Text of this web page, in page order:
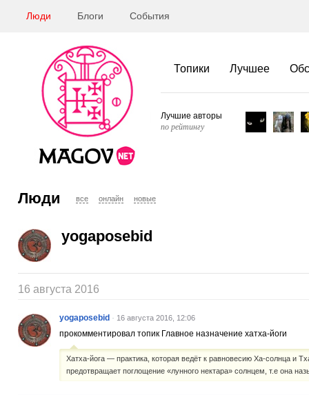
Люди Блоги События
Топики Лучшее
Лучшие авторы
по рейтингу
Люди все онлайн новые
yogaposebid
16 августа 2016
yogaposebid · 16 августа 2016, 12:06
прокомментировал топик Главное назначение хатха-йоги
Хатха-йога — практика, которая ведёт к равновесию Ха-солнца и
предотвращает поглощение «лунного нектара» солнцем, т.е она